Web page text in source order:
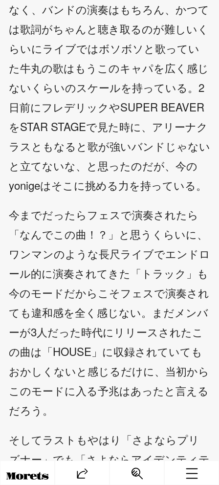
なく、バンドの演奏はもちろん、かつて
は歌詞がちゃんと聴き取るのが難しいく
らいにライブではボソボソと歌ってい
た牛丸の歌はもうこのキャパを広く感じ
ないくらいのスケールを持っている。2
日前にフレデリックやSUPER BEAVER
をSTAR STAGEで見た時に、アリーナク
ラスともなると歌が強いバンドじゃない
と立てないな、と思ったのだが、今の
yonigeはそこに挑める力を持っている。
今までだったらフェスで演奏されたら
「なんでこの曲！？」と思うくらいに、
ワンマンのような長尺ライブでエンドロ
ール的に演奏されてきた「トラック」も
今のモードだからこそフェスで演奏され
ても違和感を全く感じない。まだメンバ
ーが3人だった時代にリリースされたこ
の曲は「HOUSE」に収録されていても
おかしくないと感じるだけに、当初から
このモードに入る予兆はあったと言える
だろう。
そしてラストもやはり「さよならプリ
ズナー」でも「さよならアイデンティテ
ィー」でもなく、「HOUSE」収録の